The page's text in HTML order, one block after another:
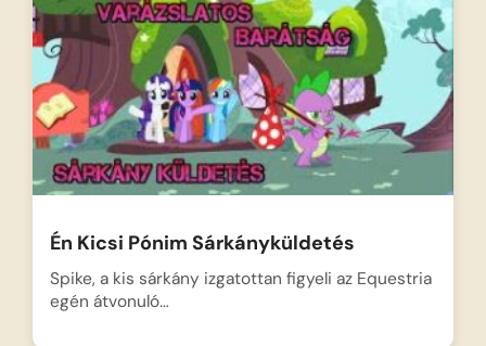
Én Kicsi Pónim Sárkányküldetés
Spike, a kis sárkány izgatottan figyeli az Equestria
egén átvonuló…